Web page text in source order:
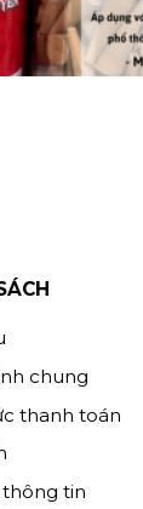
chung
thanh toán
tin